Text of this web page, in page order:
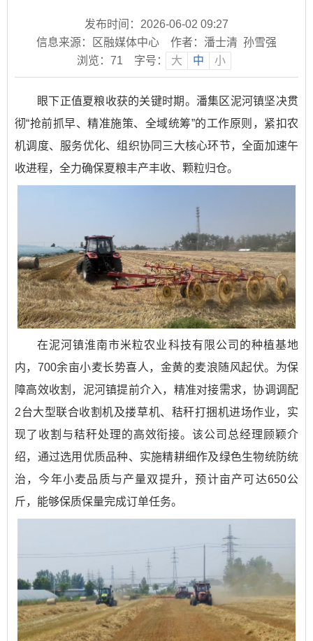
发布时间：2026-06-02 09:27
信息来源：区融媒体中心
作者：潘士清 孙雪强
浏览： 71 字号： 大 中 小
眼下正值夏粮收获的关键时期。潘集区泥河镇坚决贯
彻“抢前抓早、精准施策、全域统筹”的工作原则，紧扣农
机调度、服务优化、组织协同三大核心环节，全面加速午
收进程，全力确保夏粮丰产丰收、颗粒归仓。
在泥河镇淮南市米粒农业科技有限公司的种植基地
内，700余亩小麦长势喜人，金黄的麦浪随风起伏。为保
障高效收割，泥河镇提前介入，精准对接需求，协调调配
2台大型联合收割机及搂草机、秸秆打捆机进场作业，实
现了收割与秸秆处理的高效衔接。该公司总经理顾颖介
绍，通过选用优质品种、实施精耕细作及绿色生物统防统
治，今年小麦品质与产量双提升，预计亩产可达650公
斤，能够保质保量完成订单任务。